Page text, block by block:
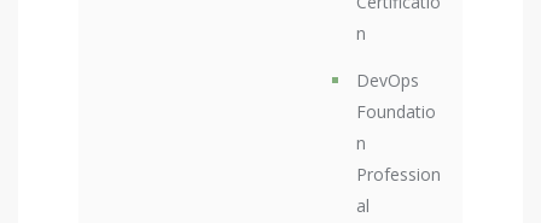
n
DevOps
Foundatio
n
Profession
al